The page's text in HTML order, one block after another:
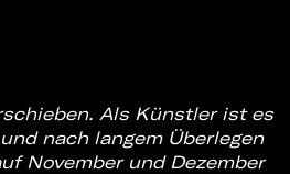
Als Künstler ist es
nach langem Überlegen
November und Dezember